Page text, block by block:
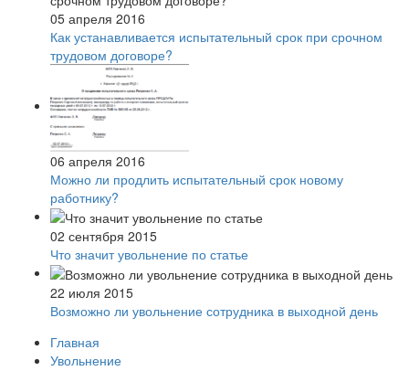
05 апреля 2016
Как устанавливается испытательный срок при срочном
трудовом договоре?
06 апреля 2016
Можно ли продлить испытательный срок новому
работнику?
02 сентября 2015
Что значит увольнение по статье
22 июля 2015
Возможно ли увольнение сотрудника в выходной день
Главная
Увольнение